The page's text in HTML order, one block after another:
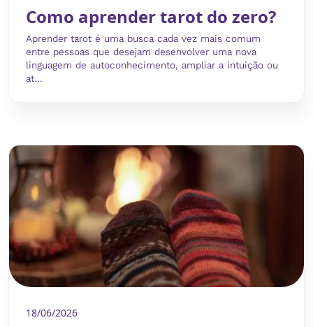
Como aprender tarot do zero?
Aprender tarot é uma busca cada vez mais comum
entre pessoas que desejam desenvolver uma nova
linguagem de autoconhecimento, ampliar a intuição ou
at...
18/06/2026